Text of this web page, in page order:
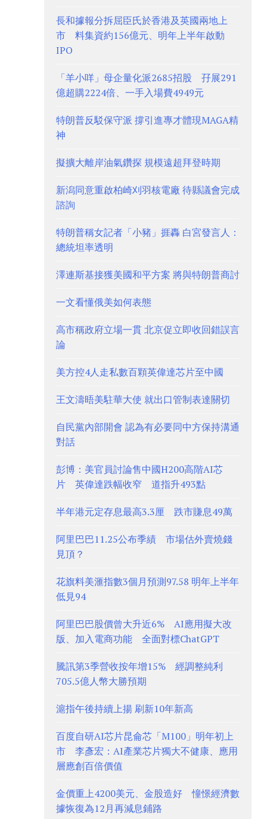
長和據報分拆屈臣氏於香港及英國兩地上
市 料集資約156億元、明年上半年啟動
IPO
「羊小咩」母企量化派2685招股 孖展291
億超購2224倍、一手入場費4949元
特朗普反駁保守派 撐引進專才體現MAGA精
神
擬擴大離岸油氣鑽探 規模遠超拜登時期
新潟同意重啟柏崎刈羽核電廠 待縣議會完成
諮詢
特朗普稱女記者「小豬」捱轟 白宮發言人：
總統坦率透明
澤連斯基接獲美國和平方案 將與特朗普商討
一文看懂俄美如何表態
高市稱政府立場一貫 北京促立即收回錯誤言
論
美方控4人走私數百顆英偉達芯片至中國
王文濤晤美駐華大使 就出口管制表達關切
自民黨內部開會 認為有必要同中方保持溝通
對話
彭博：美官員討論售中國H200高階AI芯
片 英偉達跌幅收窄 道指升493點
半年港元定存息最高3.3厘 跌市賺息49萬
阿里巴巴11.25公布季績 市場估外賣燒錢
見頂？
花旗料美滙指數3個月預測97.58 明年上半年
低見94
阿里巴巴股價曾大升近6% AI應用擬大改
版、加入電商功能 全面對標ChatGPT
騰訊第3季營收按年增15% 經調整純利
705.5億人幣大勝預期
滬指午後持續上揚 刷新10年新高
百度自研AI芯片昆侖芯「M100」明年初上
市 李彥宏：AI產業芯片獨大不健康、應用
層應創百倍價值
金價重上4200美元、金股造好 憧憬經濟數
據恢復為12月再減息鋪路